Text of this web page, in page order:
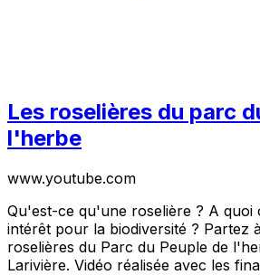
Les roselières du parc
l'herbe
www.youtube.com
Qu'est-ce qu'une roselière ? A quoi
intérêt pour la biodiversité ? Partez
roselières du Parc du Peuple de
Larivière. Vidéo réalisée avec les